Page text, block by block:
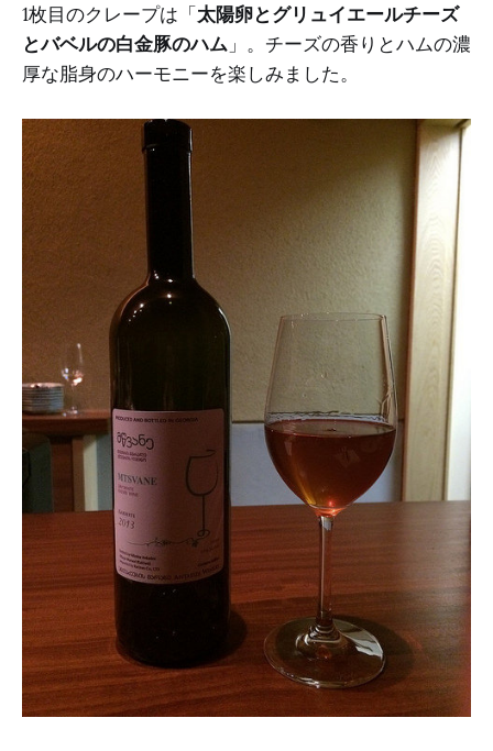
1枚目のクレープは「太陽卵とグリュイエールチーズ
とバベルの白金豚のハム 」。チーズの香りとハムの濃
厚な脂身のハーモニーを楽しみました。